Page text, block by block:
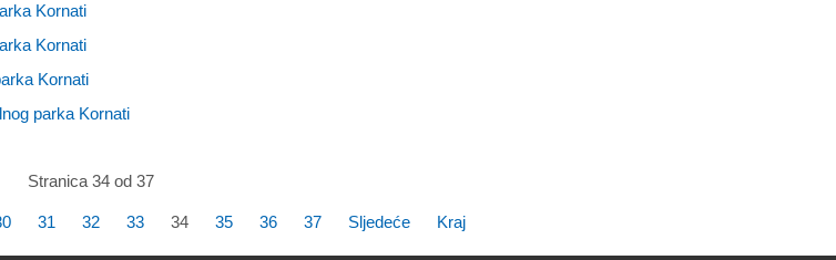
Kornati
Kornati
Kornati
parka Kornati
Stranica 34 od 37
31 32 33 34 35 36 37 Sljedeće Kraj